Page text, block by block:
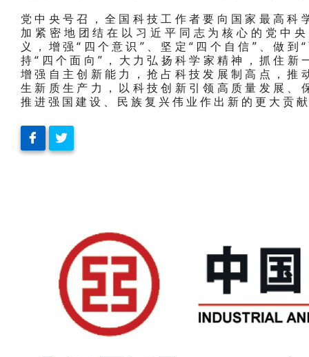
党中央号召，全国科技工作者要向国家最高
加紧密地团结在以习近平同志为核心的党中
义，增强“四个意识”、坚定“四个自信”、做
持“四个面向”，大力弘扬科学家精神，抓住
增强自主创新能力，抢占科技发展制高点，
生新质生产力，以科技创新引领高质量发展
推进强国建设、民族复兴伟业作出新的更大贡